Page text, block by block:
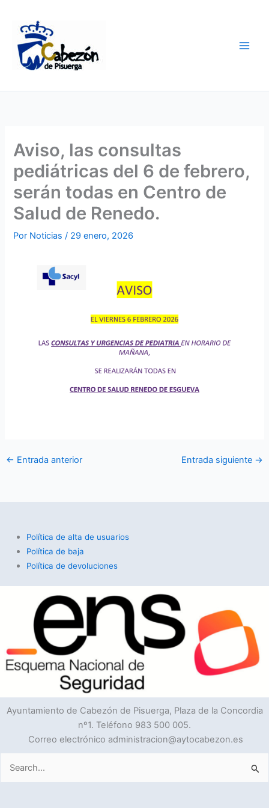
contenido
Aviso, las consultas
pediátricas del 6 de febrero,
serán todas en Centro de
Salud de Renedo.
Por Noticias/ 29 enero, 2026
← Entrada anterior Entrada siguiente →
Política de alta de usuarios
Política de baja
Política de devoluciones
Ayuntamiento de Cabezón de Pisuerga, Plaza de la Concordia
nº1. Teléfono 983 500 005.
Correo electrónico administracion@aytocabezon.es
Buscar
por: